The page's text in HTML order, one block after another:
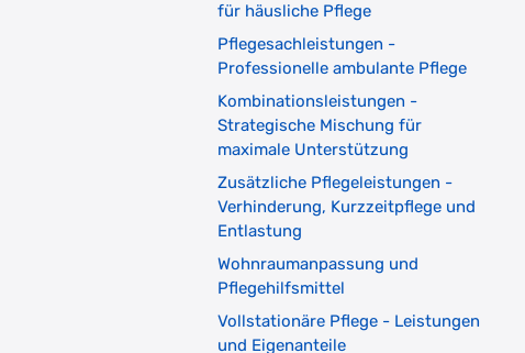
für häusliche Pflege
Pflegesachleistungen -
Professionelle ambulante Pflege
Kombinationsleistungen -
Strategische Mischung für
maximale Unterstützung
Zusätzliche Pflegeleistungen -
Verhinderung, Kurzzeitpflege und
Entlastung
Wohnraumanpassung und
Pflegehilfsmittel
Vollstationäre Pflege - Leistungen
und Eigenanteile